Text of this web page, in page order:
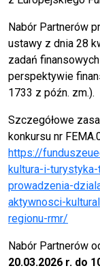
Nabór Partnerów
ustawy z dnia 28
zadań
perspektywie
1733 z późn. zm.).
Szczegółowe
konkursu nr
https://
kultura-i-
prowadzenia-
aktywnosci-
regionu-rmr/
Nabór Partnerów
20.03.2026 r. do